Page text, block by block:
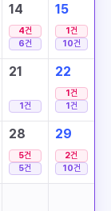
14
4건
6건
15
1건
10건
21
1건
22
1건
1건
28
5건
5건
29
2건
10건